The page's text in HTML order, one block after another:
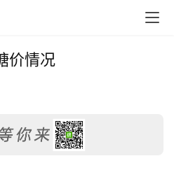
价情况